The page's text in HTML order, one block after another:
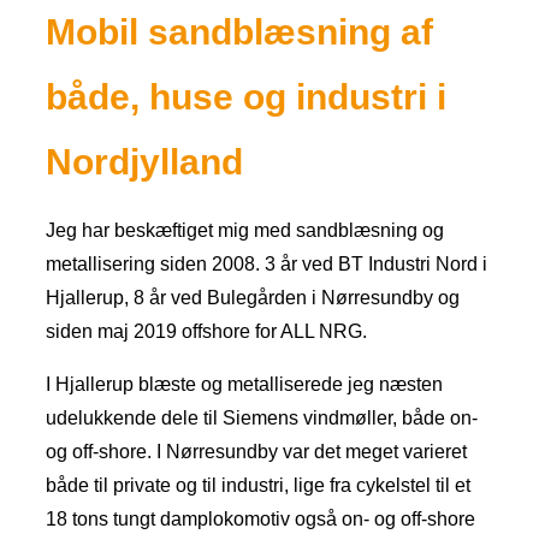
Mobil sandblæsning af
både, huse og industri i
Nordjylland
Jeg har beskæftiget mig med sandblæsning og
metallisering siden 2008. 3 år ved BT Industri Nord i
Hjallerup, 8 år ved Bulegården i Nørresundby og
siden maj 2019 offshore for ALL NRG.
I Hjallerup blæste og metalliserede jeg næsten
udelukkende dele til Siemens vindmøller, både on-
og off-shore. I Nørresundby var det meget varieret
både til private og til industri, lige fra cykelstel til et
18 tons tungt damplokomotiv også on- og off-shore